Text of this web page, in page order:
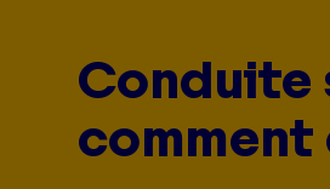
Conduite
comment